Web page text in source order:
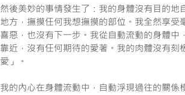
然後美妙的事情發生了：我的身體沒有目的
地方，撫摸任何我想撫摸的部位。我全然享
喜惡，也沒有下一步。我從自動流動的身體
靠近，沒有任何期待的愛著。我的肉體沒有
愛」。
我的內心在身體流動中，自動浮現過往的關係